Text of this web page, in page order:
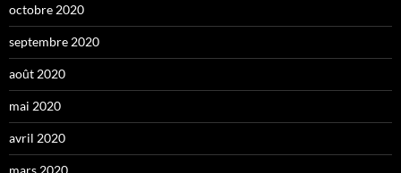
octobre 2020
septembre 2020
août 2020
mai 2020
avril 2020
mars 2020